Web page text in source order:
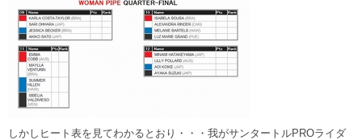
しかしヒート表を見てわかるとおり・・・我がサンタートルPROライダ